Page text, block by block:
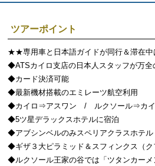
ツアーポイント
★★専用車と日本語ガイドが同行＆滞在
◆ATSカイロ支店の日本人スタッフが万全
◆カード決済可能
◆最新機材搭載のエミレーツ航空利用
◆カイロ⇒アスワン / ルクソール⇒カ
◆5ツ星デラックスホテルに宿泊
◆アブシンベルのみスペリアクラスホテル
◆ギザ３大ピラミッド＆スフィンクス（ク
◆ルクソール王家の谷では「ツタンカー